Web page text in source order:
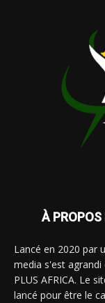
À PROPOS
Lancé en 2020 par
media s'est agrandi
PLUS AFRICA. Le
lancé pour être le